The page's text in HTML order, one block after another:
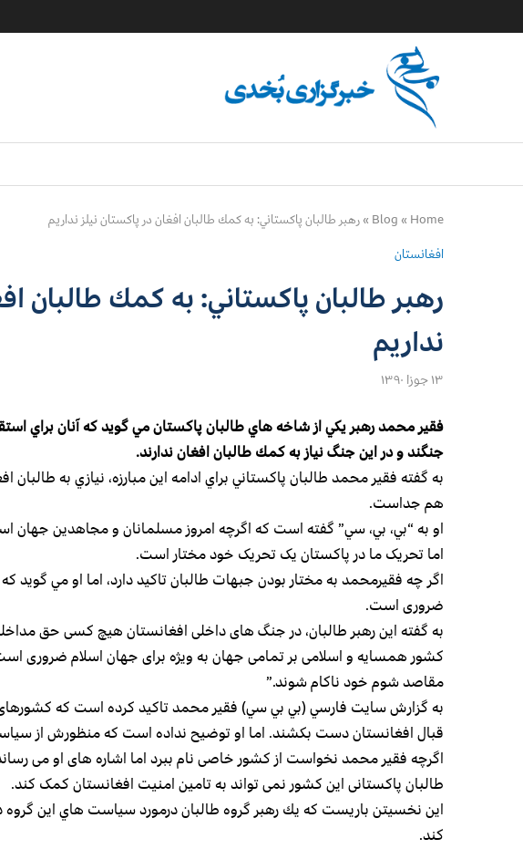
Home
»
Blog
»رهبر طالبان پاكستاني: به كمك طالبان افغان در پاكستان نیلز نداريم
افغانستان
رهبر طالبان پاكستاني: به كمك طالبان
نداريم
۱۳ جوزا ۱۳۹۰
فقير محمد رهبر يكي از شاخه هاي طالبان پاكستان مي گويد كه آنان براي
جنگند و در اين جنگ نياز به كمك طالبان افغان ندارند.
به گفته فقير محمد طالبان پاكستاني براي ادامه اين مبارزه، نيازي به
هم جداست.
او به “بي، بي، سي” گفته است كه اگرچه امروز مسلمانان و مجاهدین جهان
اما تحریک ما در پاکستان یک تحریک خود مختار است.
اگر چه فقيرمحمد به مختار بودن جبهات طالبان تاكيد دارد، اما او مي گويد
ضروری است.
به گفته اين رهبر طالبان، در جنگ های داخلی افغانستان هیچ کسی حق مداخله
کشور همسایه و اسلامی بر تمامی جهان به ویژه برای جهان اسلام ضروری
مقاصد شوم خود ناکام شوند.”
به گزارش سايت فارسي (بي بي سي) فقير محمد تاكيد کرده است که
قبال افغانستان دست بکشند. اما او توضیح نداده است که منظورش از
اگرچه فقیر محمد نخواست از کشور خاصی نام ببرد اما اشاره های او می
طالبان پاکستانی این کشور نمی تواند به تامین امنیت افغانستان کمک کند.
اين نخسيتن باريست كه يك رهبر گروه طالبان درمورد سياست هاي اين گروه
كند.